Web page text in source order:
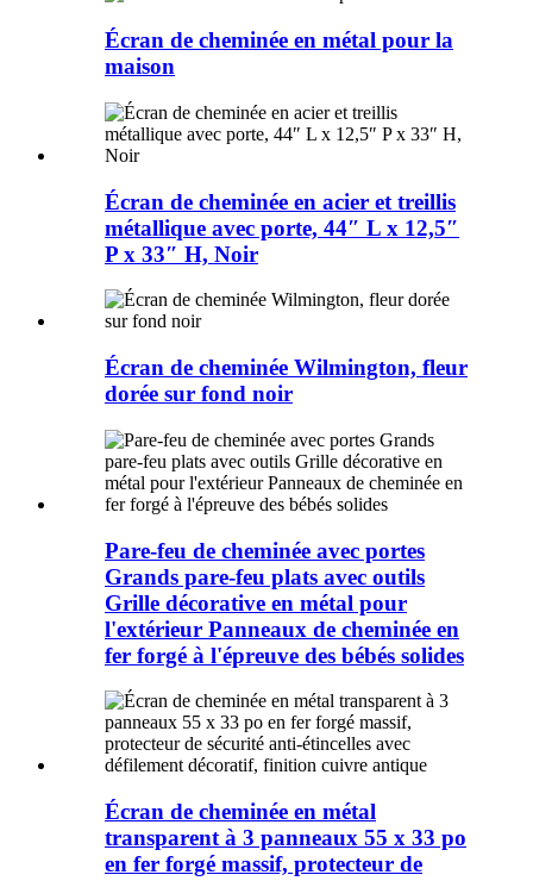
Écran de cheminée en métal pour la
maison
Écran de cheminée en acier et treillis
métallique avec porte, 44″ L x 12,5″
P x 33″ H, Noir
Écran de cheminée Wilmington, fleur
dorée sur fond noir
Pare-feu de cheminée avec portes
Grands pare-feu plats avec outils
Grille décorative en métal pour
l'extérieur Panneaux de cheminée en
fer forgé à l'épreuve des bébés solides
Écran de cheminée en métal
transparent à 3 panneaux 55 x 33 po
en fer forgé massif, protecteur de